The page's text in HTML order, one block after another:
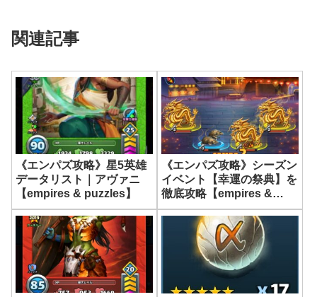
関連記事
《エンパズ攻略》星5英雄
データリスト｜アヴァニ
【empires & puzzles】
《エンパズ攻略》シーズン
イベント【幸運の祭典】を
徹底攻略【empires &
puzzles】